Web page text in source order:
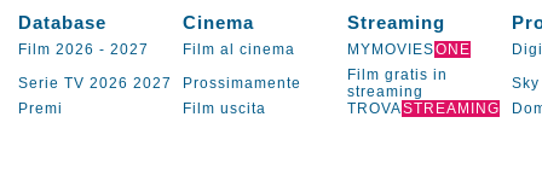
Database Cinema Streaming
Film 2026 - 2027 Film al cinema MYMOVIESONE
Serie TV 2026 2027 Prossimamente
Film gratis in
streaming
Sky
Premi
Film uscita TROVASTREAMING